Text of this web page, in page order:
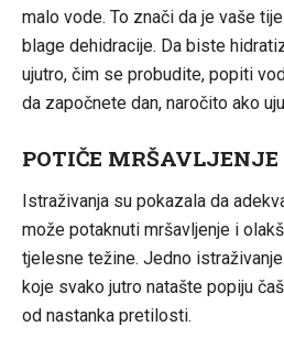
malo vode. To znači da je vaše
blage dehidracije. Da biste
ujutro, čim se probudite, popiti
da započnete dan, naročito ako
POTIČE MRŠAVLJENJE
Istraživanja su pokazala da
može potaknuti mršavljenje i
tjelesne težine. Jedno
koje svako jutro natašte popiju
od nastanka pretilosti.